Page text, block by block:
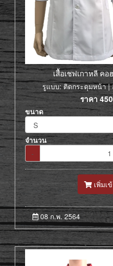
เสื้อเชฟเกาหลี คอ
รูแบบ: ติดกระดุมหน้า |
ราคา
ขนาด
จำนวน
-
เพิ่มเ
08 ก.พ. 2564